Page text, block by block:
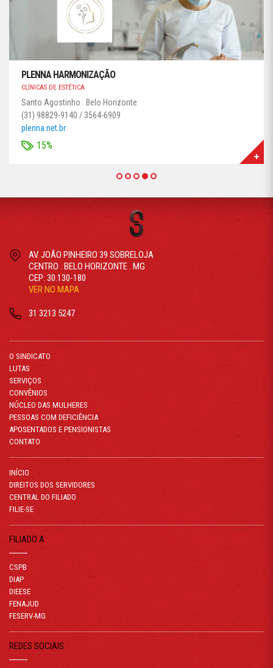
PLENNA HARMONIZAÇÃO
CLÍNICAS DE ESTÉTICA
Santo Agostinho . Belo Horizonte
(31) 98829-9140 / 3564-6909
plenna.net.br
15%
AV. JOÃO PINHEIRO 39 SOBRELOJA
CENTRO . BELO HORIZONTE . MG
CEP: 30.130-180
VER NO MAPA
31 3213 5247
O SINDICATO
LUTAS
SERVIÇOS
CONVÊNIOS
NÚCLEO DAS MULHERES
PESSOAS COM DEFICIÊNCIA
APOSENTADOS E PENSIONISTAS
CONTATO
INÍCIO
DIREITOS DOS SERVIDORES
CENTRAL DO FILIADO
FILIE-SE
FILIADO A
CSPB
DIAP
DIEESE
FENAJUD
FESERV-MG
REDES SOCIAIS